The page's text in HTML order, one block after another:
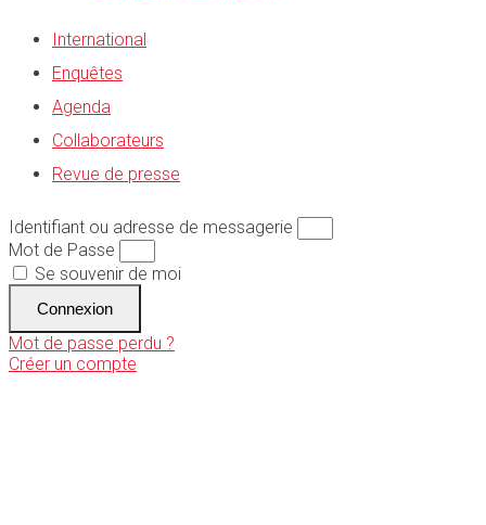
International
Enquêtes
Agenda
Collaborateurs
Revue de presse
Identifiant ou adresse de messagerie
Mot de Passe
Se souvenir de moi
Connexion
Mot de passe perdu ?
Créer un compte